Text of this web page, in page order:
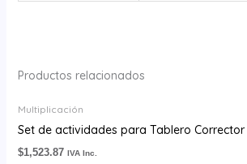
Productos relacionados
Multiplicación
Set de actividades para Tablero Corrector
$1,523.87 IVA Inc.